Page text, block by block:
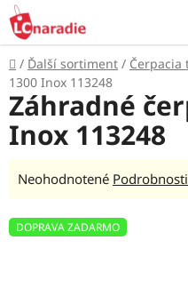
Prejsť
na
obsah
Domov
/ Ďalší sortiment / Čerpacia
1300 Inox 113248
Záhradné
Inox 113248
Priemerné
produktu
Neohodnotené
DOPRAVA ZADARMO